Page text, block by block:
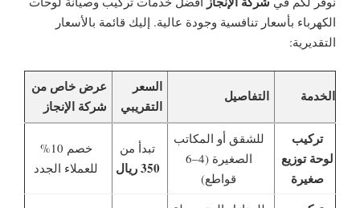
الكهرباء بأسعار تنافسية وجودة عالية. إليك قائمة بالأسعار
التقديرية:
الخدمة التفاصيل
السعر
التقريبي
عرض خاص من
شركة الإنجاز
تركيب
لوحة توزيع
صغيرة
للشقق أو المكاتب
الصغيرة (4–6
قواطع)
تبدأ من
350 ريال
خصم 10%
للعملاء الجدد